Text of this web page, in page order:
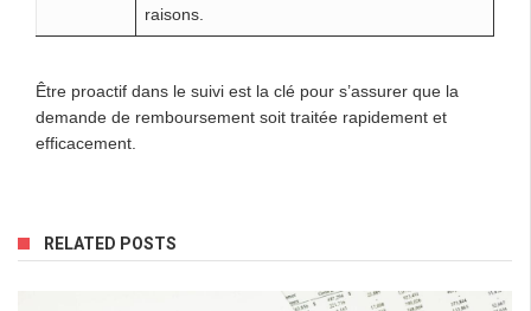
raisons.
Être proactif dans le suivi est la clé pour s’assurer que la
demande de remboursement soit traitée rapidement et
efficacement.
RELATED POSTS